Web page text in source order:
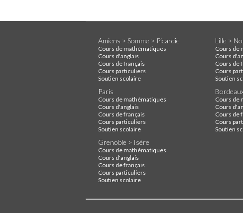
Amiens > Somme > Picardie
Cours de mathématiques
Cours d'anglais
Cours de français
Cours particuliers
Soutien scolaire
Lille >
Cours de
Cours
Cours de
Cours
Soutien
Paris
Cours de mathématiques
Cours d'anglais
Cours de français
Cours particuliers
Soutien scolaire
Cours de
Cours
Cours de
Cours
Soutien
Grenoble > Isère
Cours de mathématiques
Cours d'anglais
Cours de français
Cours particuliers
Soutien scolaire